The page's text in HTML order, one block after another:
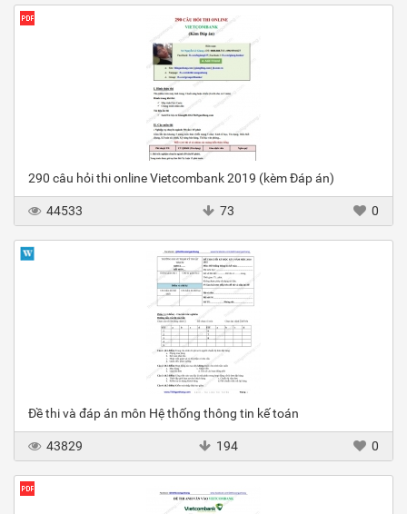
290 câu hỏi thi online Vietcombank 2019 (kèm Đáp án)
44533 73 0
Đề thi và đáp án môn Hệ thống thông tin kế toán
43829 194 0